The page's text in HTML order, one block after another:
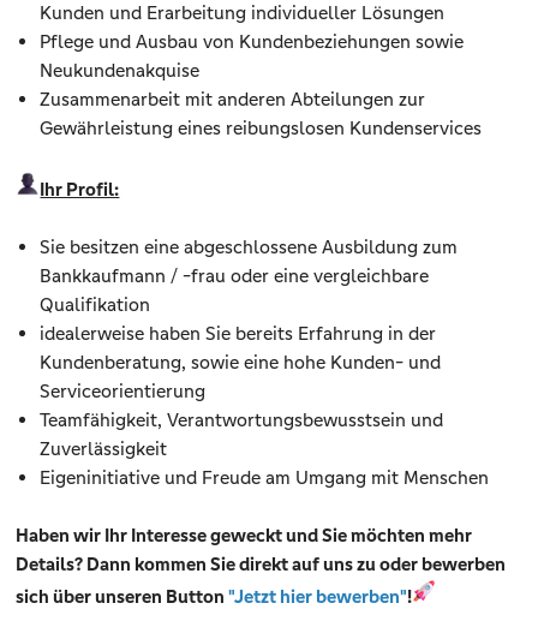
Kunden und Erarbeitung individueller Lösungen
Pflege und Ausbau von Kundenbeziehungen sowie
Neukundenakquise
Zusammenarbeit mit anderen Abteilungen zur
Gewährleistung eines reibungslosen Kundenservices
Ihr Profil:
Sie besitzen eine abgeschlossene Ausbildung zum
Bankkaufmann / -frau oder eine vergleichbare
Qualifikation
idealerweise haben Sie bereits Erfahrung in der
Kundenberatung, sowie eine hohe Kunden- und
Serviceorientierung
Teamfähigkeit, Verantwortungsbewusstsein und
Zuverlässigkeit
Eigeninitiative und Freude am Umgang mit Menschen
Haben wir Ihr Interesse geweckt und Sie möchten mehr
Details? Dann kommen Sie direkt auf uns zu oder bewerben
sich über unseren Button"Jetzt hier bewerben"!